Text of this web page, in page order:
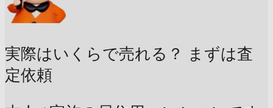
実際はいくらで売れる？
まずは査
定依頼